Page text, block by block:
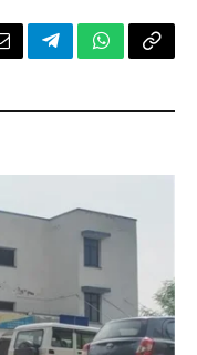
TelegramWhatsApp
Copy